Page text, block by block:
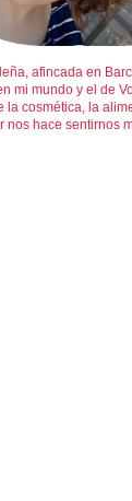
afincada en
mi mundo y el de
la cosmética, la
nos hace sentirnos